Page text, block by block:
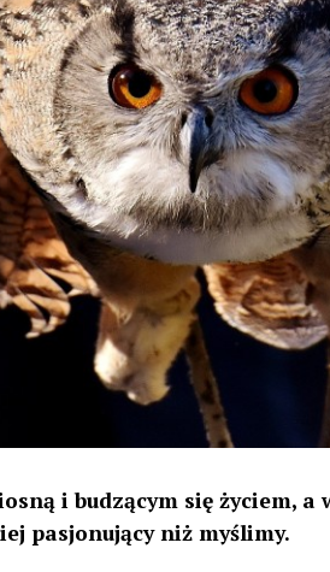
i budzącym się życiem,
pasjonujący niż myślimy.